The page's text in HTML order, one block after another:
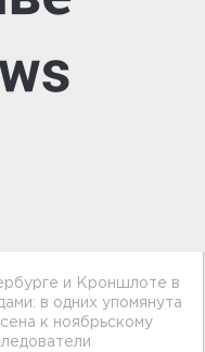
и Кроншлоте в
в одних упомянута
к ноябрьскому